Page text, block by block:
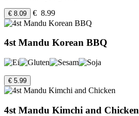
€ 8.09 € 8.99
4st Mandu Korean BBQ
€ 5.99
4st Mandu Kimchi and Chicken